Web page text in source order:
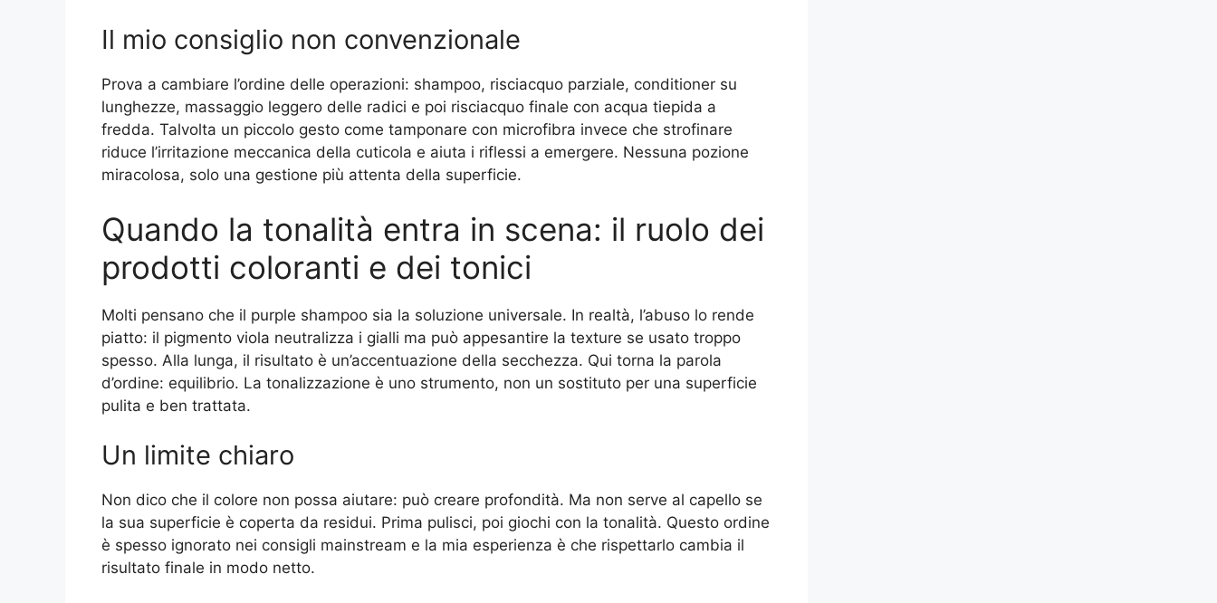
Il mio consiglio non convenzionale
Prova a cambiare l’ordine delle operazioni: shampoo, risciacquo parziale, conditioner su
lunghezze, massaggio leggero delle radici e poi risciacquo finale con acqua tiepida a
fredda. Talvolta un piccolo gesto come tamponare con microfibra invece che strofinare
riduce l’irritazione meccanica della cuticola e aiuta i riflessi a emergere. Nessuna pozione
miracolosa, solo una gestione più attenta della superficie.
Quando la tonalità entra in scena: il ruolo dei
prodotti coloranti e dei tonici
Molti pensano che il purple shampoo sia la soluzione universale. In realtà, l’abuso lo rende
piatto: il pigmento viola neutralizza i gialli ma può appesantire la texture se usato troppo
spesso. Alla lunga, il risultato è un’accentuazione della secchezza. Qui torna la parola
d’ordine: equilibrio. La tonalizzazione è uno strumento, non un sostituto per una superficie
pulita e ben trattata.
Un limite chiaro
Non dico che il colore non possa aiutare: può creare profondità. Ma non serve al capello se
la sua superficie è coperta da residui. Prima pulisci, poi giochi con la tonalità. Questo ordine
è spesso ignorato nei consigli mainstream e la mia esperienza è che rispettarlo cambia il
risultato finale in modo netto.